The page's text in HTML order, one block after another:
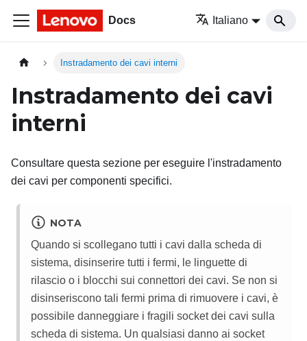
Docs Italiano
Instradamento dei cavi interni
Instradamento dei cavi
interni
Consultare questa sezione per eseguire l'instradamento
dei cavi per componenti specifici.
NOTA
Quando si scollegano tutti i cavi dalla scheda di
sistema, disinserire tutti i fermi, le linguette di
rilascio o i blocchi sui connettori dei cavi. Se non si
disinseriscono tali fermi prima di rimuovere i cavi, è
possibile danneggiare i fragili socket dei cavi sulla
scheda di sistema. Un qualsiasi danno ai socket